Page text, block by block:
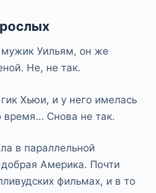
Уильям, он же
Не, не так.
Хьюи, и у него имелась
время… Снова не так.
в параллельной
Америка. Почти
фильмах, и в то